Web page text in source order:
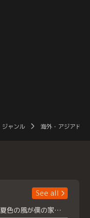
ジャンル 海外・アジアドラ
See all
浮所飛貴主演！ 【夏色の風が僕の家にやってきた】 本日よりテラサで独占配信スタート！